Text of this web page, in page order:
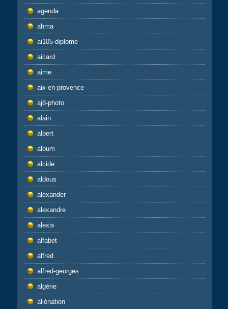
agenda
ahma
ai105-diplome
aicard
aime
aix-en-provence
aj8-photo
alain
albert
album
alcide
aldous
alexander
alexandre
alexis
alfabet
alfred
alfred-georges
algérie
aliénation